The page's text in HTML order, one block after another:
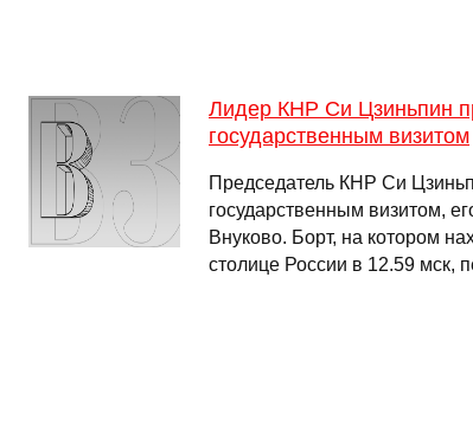
Лидер КНР Си Цзиньпин
государственным визитом
Председатель КНР Си
государственным визитом,
Внуково. Борт, на котором
столице России в 12.59 мск,